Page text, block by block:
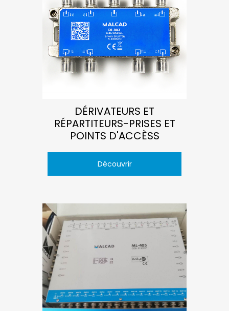
DÉRIVATEURS ET
RÉPARTITEURS-PRISES ET
POINTS D'ACCÈSS
Découvrir